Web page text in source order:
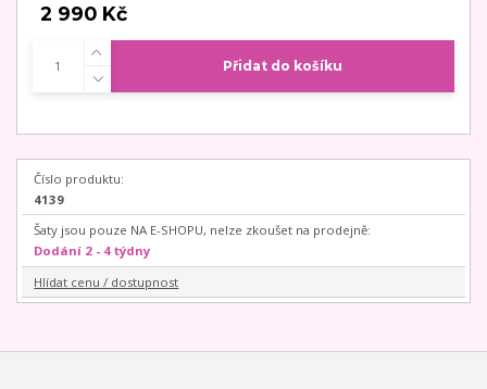
2 990 Kč
Přidat do košíku
Číslo produktu:
4139
Šaty jsou pouze NA E-SHOPU, nelze zkoušet na prodejně:
Dodání 2 - 4 týdny
Hlídat cenu / dostupnost